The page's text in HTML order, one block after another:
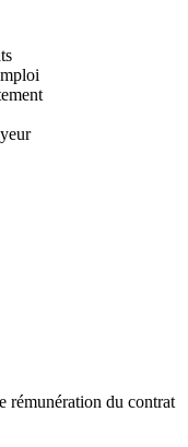
rémunération du contrat